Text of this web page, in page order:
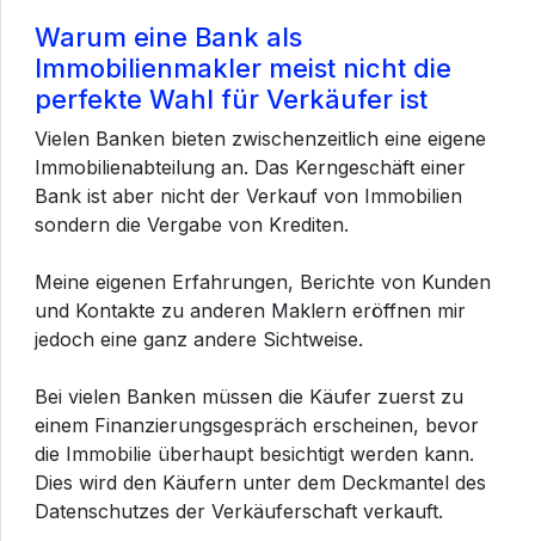
Warum eine Bank als
Immobilienmakler meist nicht die
perfekte Wahl für Verkäufer ist
Vielen Banken bieten zwischenzeitlich eine eigene
Immobilienabteilung an. Das Kerngeschäft einer
Bank ist aber nicht der Verkauf von Immobilien
sondern die Vergabe von Krediten.
Meine eigenen Erfahrungen, Berichte von Kunden
und Kontakte zu anderen Maklern eröffnen mir
jedoch eine ganz andere Sichtweise.
Bei vielen Banken müssen die Käufer zuerst zu
einem Finanzierungsgespräch erscheinen, bevor
die Immobilie überhaupt besichtigt werden kann.
Dies wird den Käufern unter dem Deckmantel des
Datenschutzes der Verkäuferschaft verkauft.